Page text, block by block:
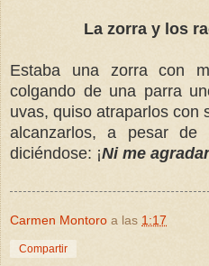
La zorra y los
Estaba una zorra con
colgando de una parra
uvas, quiso atraparlos con
alcanzarlos, a pesar de
diciéndose: ¡Ni me
Carmen Montoro a las 1:17
Compartir